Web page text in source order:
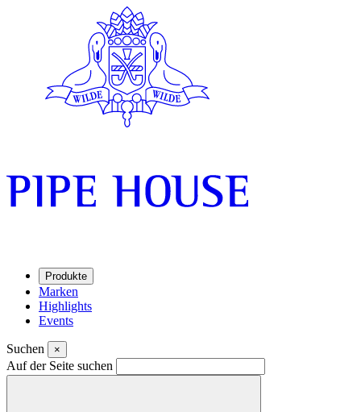
Produkte
Marken
Highlights
Events
Suchen ×
Auf der Seite suchen